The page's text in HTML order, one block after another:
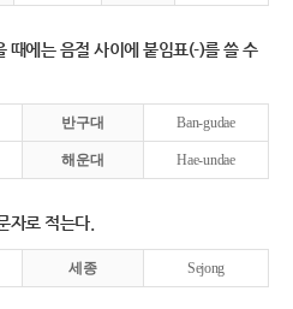
때에는 음절 사이에 붙임표(-)를 쓸 수
반구대 Ban-gudae
해운대 Hae-undae
자로 적는다.
세종 Sejong